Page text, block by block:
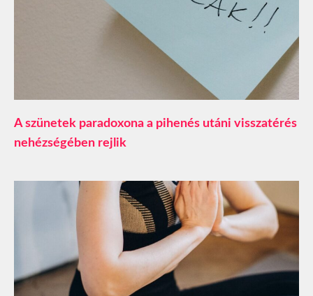
A szünetek paradoxona a pihenés utáni visszatérés
nehézségében rejlik